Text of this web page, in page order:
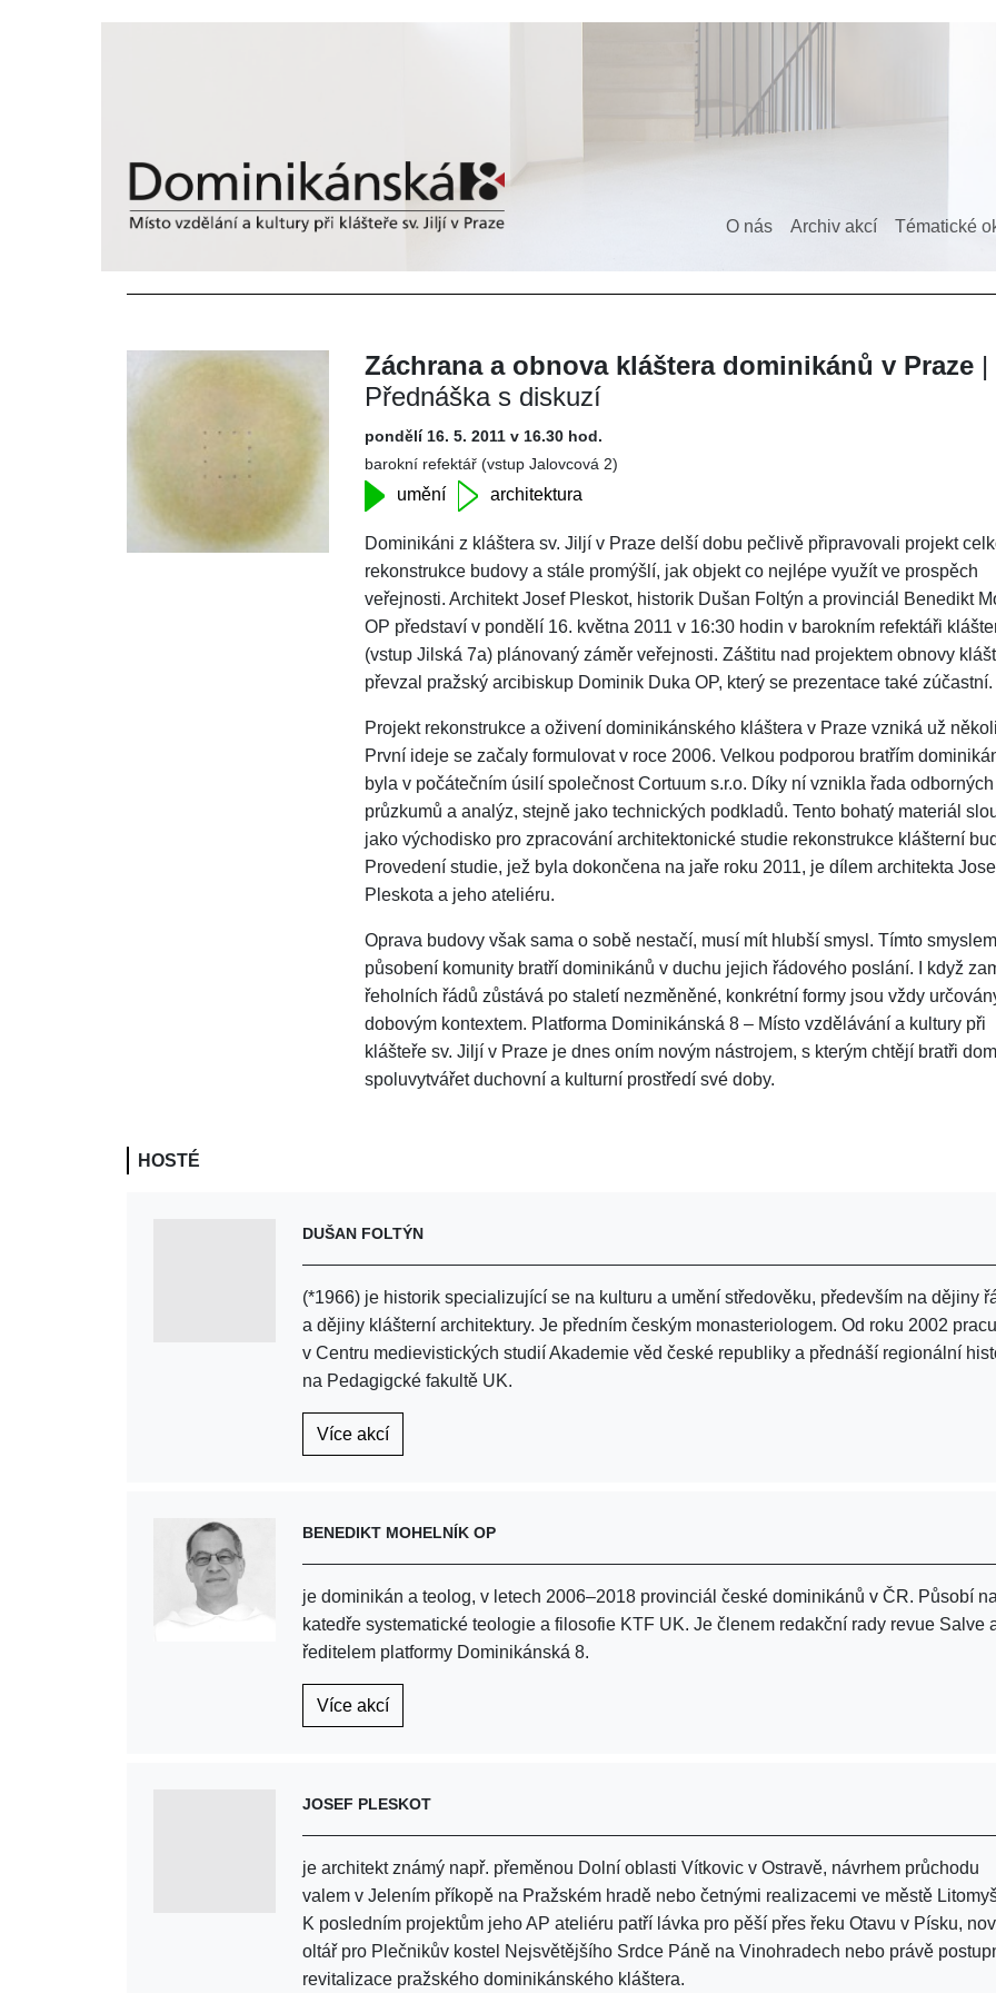
O nás Archiv akcí Tématické
Záchrana a obnova kláštera dominikánů v Praze|
Přednáška s diskuzí
pondělí 16. 5. 2011 v 16.30 hod.
barokní refektář (vstup Jalovcová 2)
umění architektura
Dominikáni z kláštera sv. Jiljí v Praze delší dobu pečlivě připravovali projekt
rekonstrukce budovy a stále promýšlí, jak objekt co nejlépe využít ve prospěch
veřejnosti. Architekt Josef Pleskot, historik Dušan Foltýn a provinciál Benedikt
OP představí v pondělí 16. května 2011 v 16:30 hodin v barokním refektáři
(vstup Jilská 7a) plánovaný záměr veřejnosti. Záštitu nad projektem obnovy
převzal pražský arcibiskup Dominik Duka OP, který se prezentace také zúčastní.
Projekt rekonstrukce a oživení dominikánského kláštera v Praze vzniká už
První ideje se začaly formulovat v roce 2006. Velkou podporou bratřím
byla v počátečním úsilí společnost Cortuum s.r.o. Díky ní vznikla řada odborných
průzkumů a analýz, stejně jako technických podkladů. Tento bohatý materiál
jako východisko pro zpracování architektonické studie rekonstrukce klášterní
Provedení studie, jež byla dokončena na jaře roku 2011, je dílem architekta
Pleskota a jeho ateliéru.
Oprava budovy však sama o sobě nestačí, musí mít hlubší smysl. Tímto
působení komunity bratří dominikánů v duchu jejich řádového poslání. I když
řeholních řádů zůstává po staletí nezměněné, konkrétní formy jsou vždy
dobovým kontextem. Platforma Dominikánská 8 – Místo vzdělávání a kultury při
klášteře sv. Jiljí v Praze je dnes oním novým nástrojem, s kterým chtějí bratři
spoluvytvářet duchovní a kulturní prostředí své doby.
HOSTÉ
DUŠAN FOLTÝN
(*1966) je historik specializující se na kulturu a umění středověku, především na dějiny
a dějiny klášterní architektury. Je předním českým monasteriologem. Od roku 2002
v Centru medievistických studií Akademie věd české republiky a přednáší regionální
na Pedagigcké fakultě UK.
Více akcí
BENEDIKT MOHELNÍK OP
je dominikán a teolog, v letech 2006–2018 provinciál české dominikánů v ČR. Působí na
katedře systematické teologie a filosofie KTF UK. Je členem redakční rady revue Salve
ředitelem platformy Dominikánská 8.
Více akcí
JOSEF PLESKOT
je architekt známý např. přeměnou Dolní oblasti Vítkovic v Ostravě, návrhem průchodu
valem v Jelením příkopě na Pražském hradě nebo četnými realizacemi ve městě
K posledním projektům jeho AP ateliéru patří lávka pro pěší přes řeku Otavu v Písku,
oltář pro Plečnikův kostel Nejsvětějšího Srdce Páně na Vinohradech nebo právě
revitalizace pražského dominikánského kláštera.